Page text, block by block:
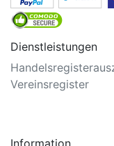
Dienstleistungen
Vereinsregister